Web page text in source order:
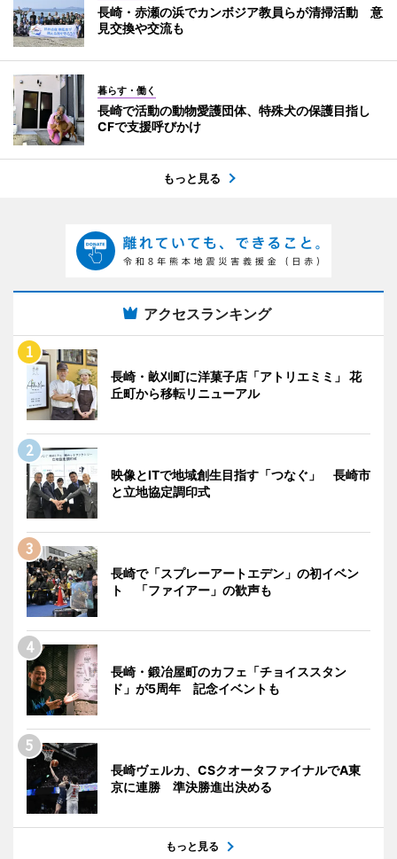
長崎・赤瀬の浜でカンボジア教員らが清掃活動 意
見交換や交流も
暮らす・働く
長崎で活動の動物愛護団体、特殊犬の保護目指し
CFで支援呼びかけ
もっと見る
アクセスランキング
長崎・畝刈町に洋菓子店「アトリエミミ」 花
丘町から移転リニューアル
映像とITで地域創生目指す「つなぐ」 長崎市
と立地協定調印式
長崎で「スプレーアートエデン」の初イベン
ト 「ファイアー」の歓声も
長崎・鍛冶屋町のカフェ「チョイススタン
ド」が5周年 記念イベントも
長崎ヴェルカ、CSクオータファイナルでA東
京に連勝 準決勝進出決める
もっと見る